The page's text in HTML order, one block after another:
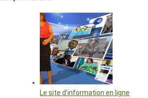
Le site d’information en ligne